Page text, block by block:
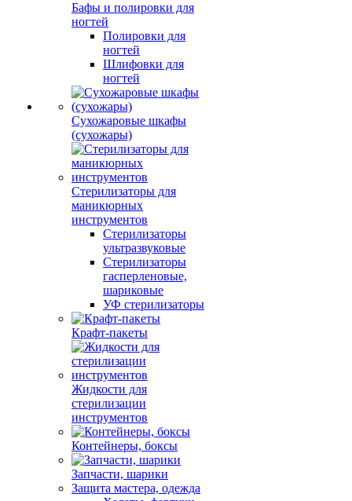
Бафы и полировки для
ногтей
Полировки для
ногтей
Шлифовки для
ногтей
Сухожаровые шкафы
(сухожары)
Стерилизаторы для
маникюрных
инструментов
Стерилизаторы
ультразвуковые
Стерилизаторы
гасперленовые,
шариковые
УФ стерилизаторы
Крафт-пакеты
Жидкости для
стерилизации
инструментов
Контейнеры, боксы
Запчасти, шарики
Защита мастера, одежда